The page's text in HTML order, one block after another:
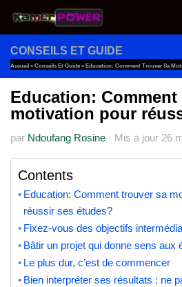
Au dessous du contenu
CONSEILS ET GUIDE
Accueil » Conseils Et Guide » Education: Comment Trouver Sa
Education:
motivation pour
par Ndoufang Rosine · Mis à jour 26
Contents
Education: Comment trouver sa
réussir ses études?
Fixez-vous des objectifs
Bâtir un projet qui donne sens aux
Le plus dur, c’est de commencer
Bien interpréter ses résultats : ne